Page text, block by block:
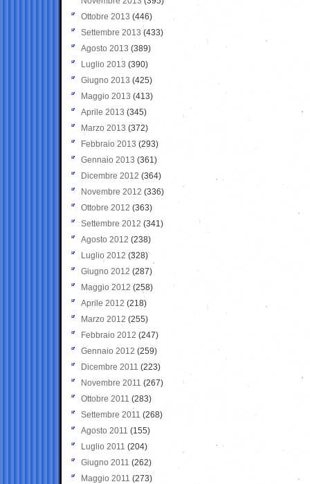
Ottobre 2013 (446)
Settembre 2013 (433)
Agosto 2013 (389)
Luglio 2013 (390)
Giugno 2013 (425)
Maggio 2013 (413)
Aprile 2013 (345)
Marzo 2013 (372)
Febbraio 2013 (293)
Gennaio 2013 (361)
Dicembre 2012 (364)
Novembre 2012 (336)
Ottobre 2012 (363)
Settembre 2012 (341)
Agosto 2012 (238)
Luglio 2012 (328)
Giugno 2012 (287)
Maggio 2012 (258)
Aprile 2012 (218)
Marzo 2012 (255)
Febbraio 2012 (247)
Gennaio 2012 (259)
Dicembre 2011 (223)
Novembre 2011 (267)
Ottobre 2011 (283)
Settembre 2011 (268)
Agosto 2011 (155)
Luglio 2011 (204)
Giugno 2011 (262)
Maggio 2011 (273)